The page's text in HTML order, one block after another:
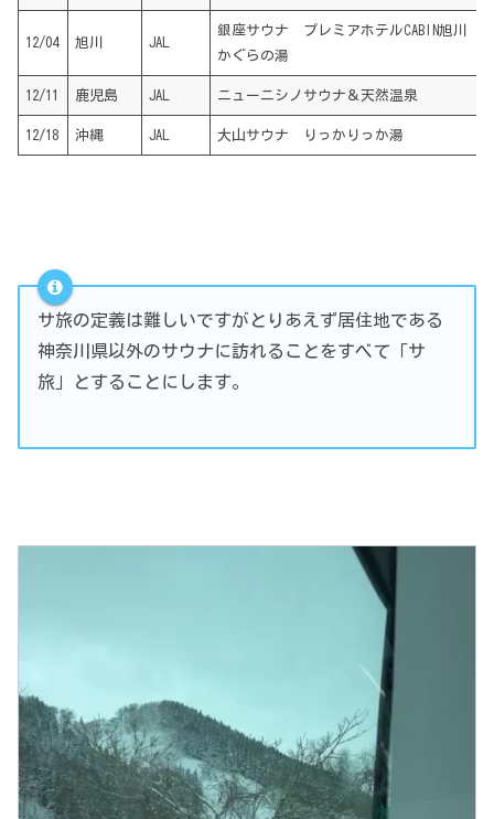
12/04 旭川 JAL
銀座サウナ プレミアホテルCABIN旭川
かぐらの湯
12/11 鹿児島 JAL ニューニシノサウナ＆天然温泉
12/18 沖縄 JAL 大山サウナ りっかりっか湯
サ旅の定義は難しいですがとりあえず居住地である
神奈川県以外のサウナに訪れることをすべて「サ
旅」とすることにします。